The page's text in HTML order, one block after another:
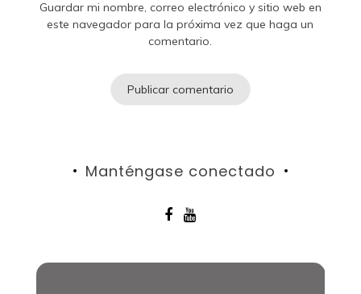
Guardar mi nombre, correo electrónico y sitio web en
este navegador para la próxima vez que haga un
comentario.
Manténgase conectado